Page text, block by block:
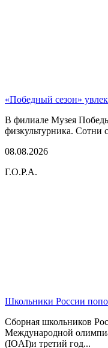
«Победный сезон»
В филиале Музея
физкультурника. Сотни
08.08.2026
Г.О.Р.А.
Школьники России
Сборная школьников
Международной
(IOAI)и третий год...